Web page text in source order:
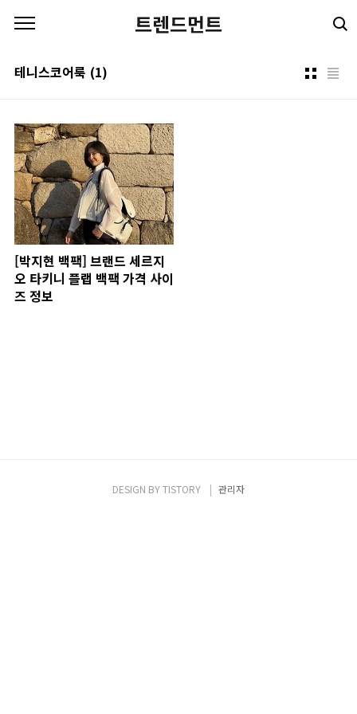
트렌드먼트
테니스코어룩 (1)
[박지현 백팩] 브랜드 세르지
오 타키니 플랩 백팩 가격 사이
즈 정보
DESIGN BYTISTORY 관리자